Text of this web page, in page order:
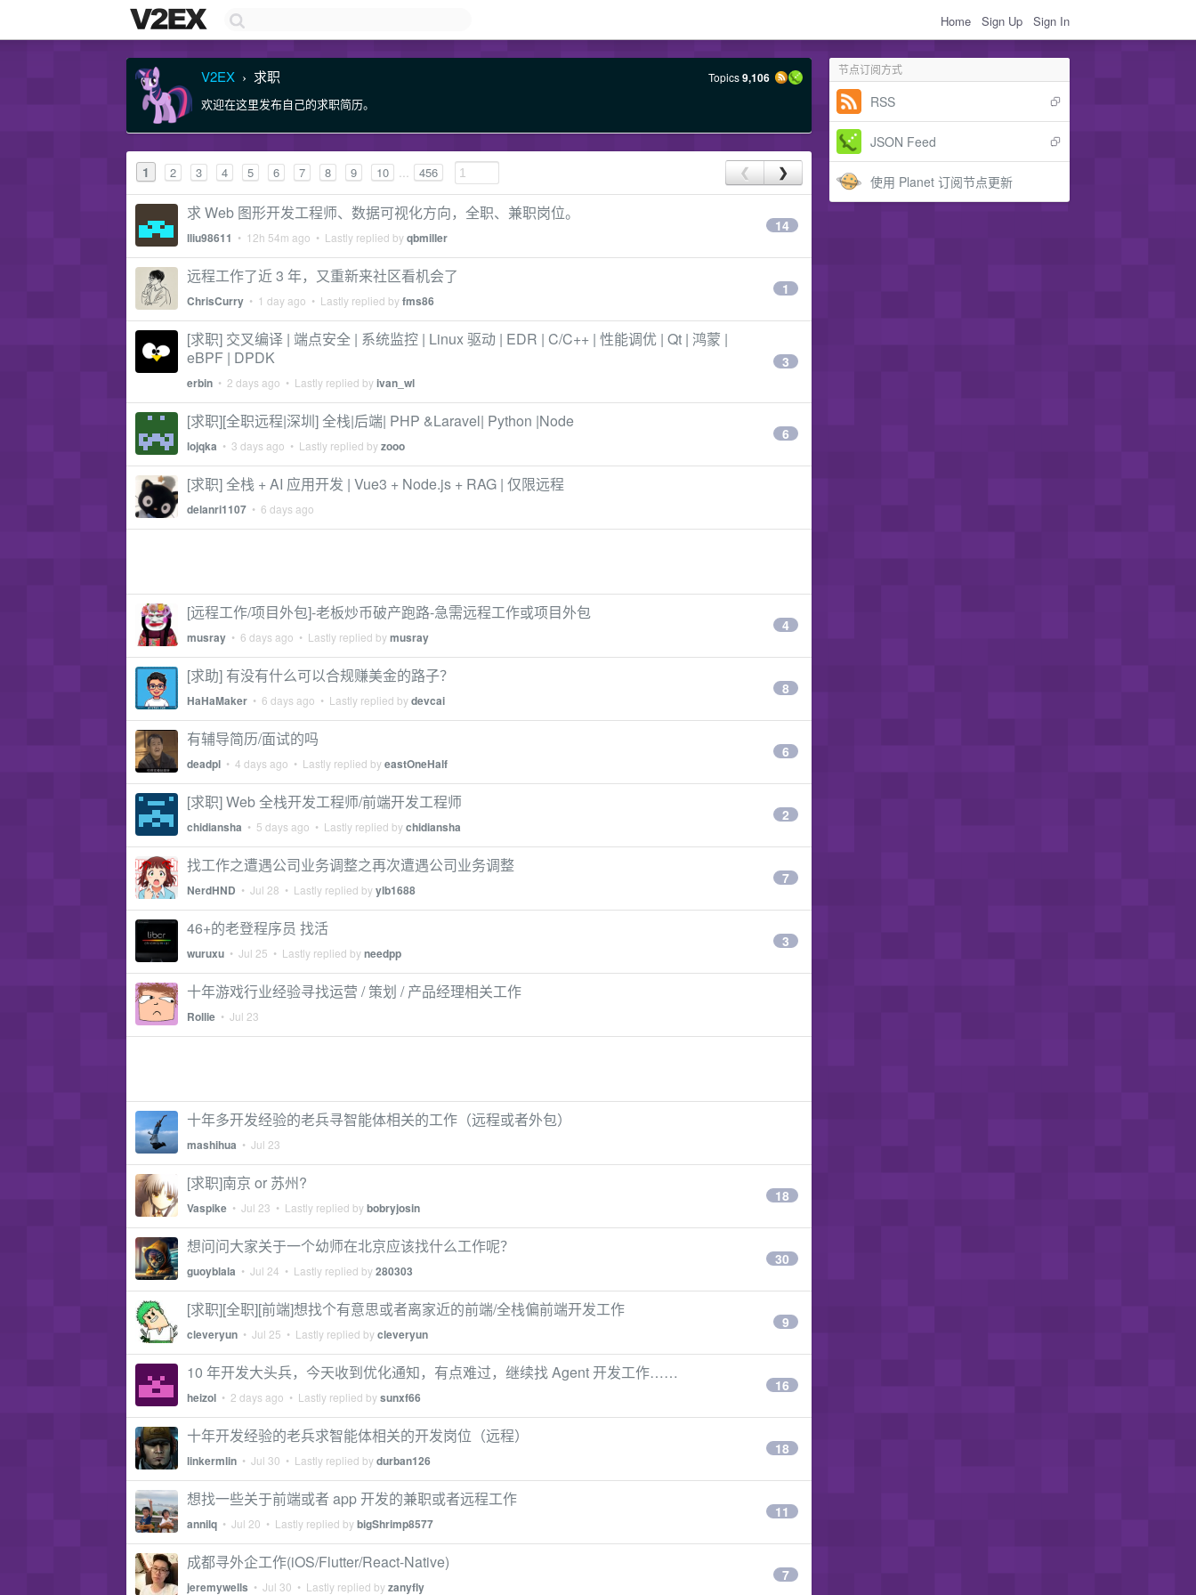
Home Sign Up Sign In
节点订阅方式
RSS
JSON Feed
使用 Planet 订阅节点更新
V2EX › 求职 Topics9,106
欢迎在这里发布自己的求职简历。
1 2 3 4 5 6 7 8 9 10 ... 456 ❮ ❯
求 Web 图形开发工程师、数据可视化方向，全职、兼职岗位。
lliu98611 • 12h 54m ago • Lastly replied byqbmiller
14
远程工作了近 3 年，又重新来社区看机会了
ChrisCurry • 1 day ago • Lastly replied byfms86
1
[求职] 交叉编译 | 端点安全 | 系统监控 | Linux 驱动 | EDR | C/C++ | 性能调优 | Qt | 鸿蒙 |
eBPF | DPDK
erbin • 2 days ago • Lastly replied byivan_wl
3
[求职][全职远程|深圳] 全栈|后端| PHP &Laravel| Python |Node
lojqka • 3 days ago • Lastly replied byzooo
6
[求职] 全栈 + AI 应用开发 | Vue3 + Node.js + RAG | 仅限远程
delanri1107 • 6 days ago
[远程工作/项目外包]-老板炒币破产跑路-急需远程工作或项目外包
musray • 6 days ago • Lastly replied bymusray
4
[求助] 有没有什么可以合规赚美金的路子？
HaHaMaker • 6 days ago • Lastly replied bydevcai
8
有辅导简历/面试的吗
deadpl • 4 days ago • Lastly replied byeastOneHalf
6
[求职] Web 全栈开发工程师/前端开发工程师
chidiansha • 5 days ago • Lastly replied bychidiansha
2
找工作之遭遇公司业务调整之再次遭遇公司业务调整
NerdHND • Jul 28 • Lastly replied byylb1688
7
46+的老登程序员 找活
wuruxu • Jul 25 • Lastly replied byneedpp
3
十年游戏行业经验寻找运营 / 策划 / 产品经理相关工作
Rollie • Jul 23
十年多开发经验的老兵寻智能体相关的工作（远程或者外包）
mashihua • Jul 23
[求职]南京 or 苏州?
Vaspike • Jul 23 • Lastly replied bybobryjosin
18
想问问大家关于一个幼师在北京应该找什么工作呢？
guoyblala • Jul 24 • Lastly replied by280303
30
[求职][全职][前端]想找个有意思或者离家近的前端/全栈偏前端开发工作
cleveryun • Jul 25 • Lastly replied bycleveryun
9
10 年开发大头兵，今天收到优化通知，有点难过，继续找 Agent 开发工作……
heizol • 2 days ago • Lastly replied bysunxf66
16
十年开发经验的老兵求智能体相关的开发岗位（远程）
linkermlin • Jul 30 • Lastly replied bydurban126
18
想找一些关于前端或者 app 开发的兼职或者远程工作
annilq • Jul 20 • Lastly replied bybigShrimp8577
11
成都寻外企工作(iOS/Flutter/React-Native)
jeremywells • Jul 30 • Lastly replied byzanyfly
7